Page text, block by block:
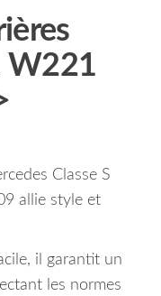
W221
Classe S
allie style et
il garantit un
les normes